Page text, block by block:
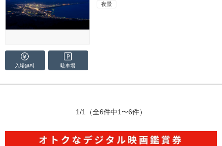
夜景
入場無料 駐車場
1/1 （全6件中1〜6件）